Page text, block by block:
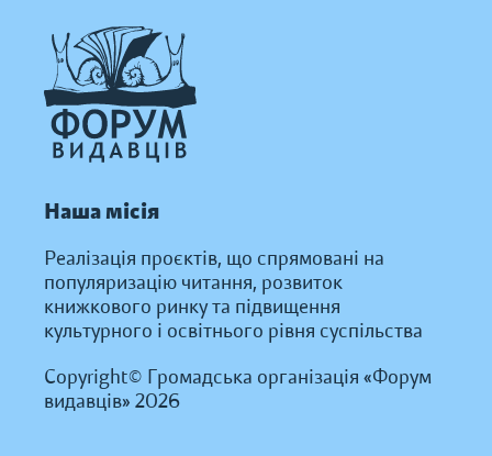
Наша місія
Реалізація проєктів, що спрямовані на
популяризацію читання, розвиток
книжкового ринку та підвищення
культурного і освітнього рівня суспільства
Copyright© Громадська організація «Форум
видавців» 2026